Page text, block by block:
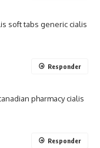
soft tabs generic cialis
pharmacy cialis
Responder
Responder